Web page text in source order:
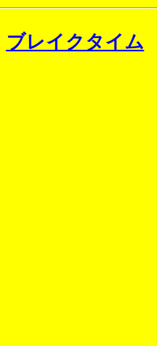
ブレイクタイム